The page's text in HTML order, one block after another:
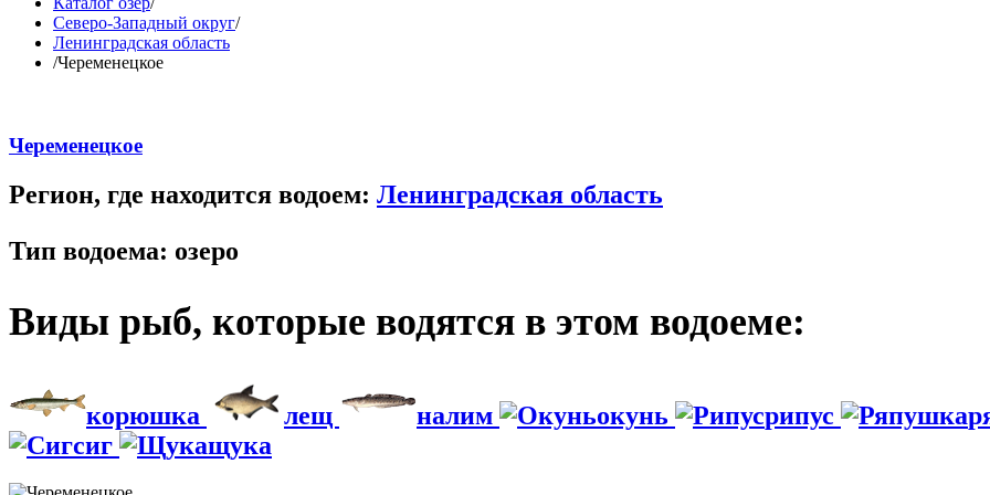
Северо-Западный округ/
Ленинградская область
/Череменецкое
Череменецкое
Регион, где находится водоем: Ленинградская область
Тип водоема: озеро
Виды рыб, которые водятся в этом водоеме:
корюшка лещ налим окунь рипус
сиг
щука